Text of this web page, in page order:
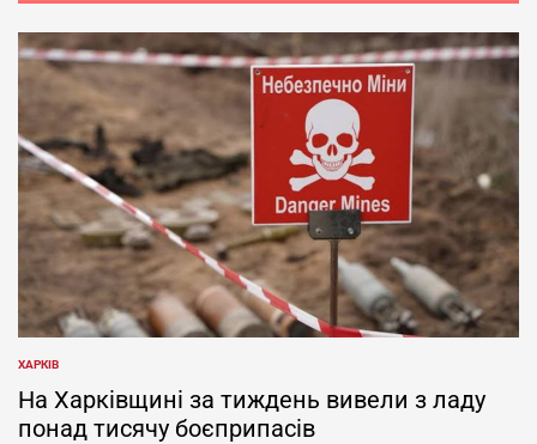
ОПУБЛІКУВАТИ
У
ХАРКІВ
На Харківщині за тиждень вивели з ладу
понад тисячу боєприпасів